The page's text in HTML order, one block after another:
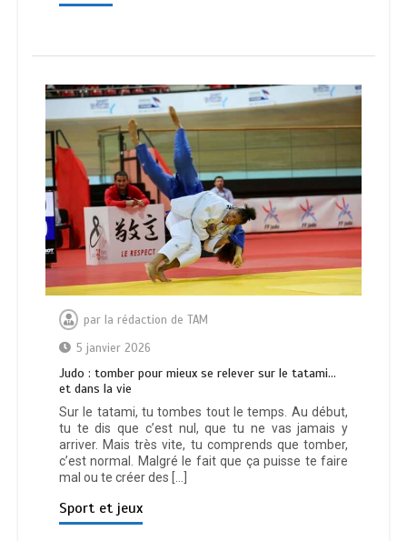
par la rédaction de TAM
5 janvier 2026
Judo : tomber pour mieux se relever sur le tatami…
et dans la vie
Sur le tatami, tu tombes tout le temps. Au début,
tu te dis que c’est nul, que tu ne vas jamais y
arriver. Mais très vite, tu comprends que tomber,
c’est normal. Malgré le fait que ça puisse te faire
mal ou te créer des […]
Sport et jeux